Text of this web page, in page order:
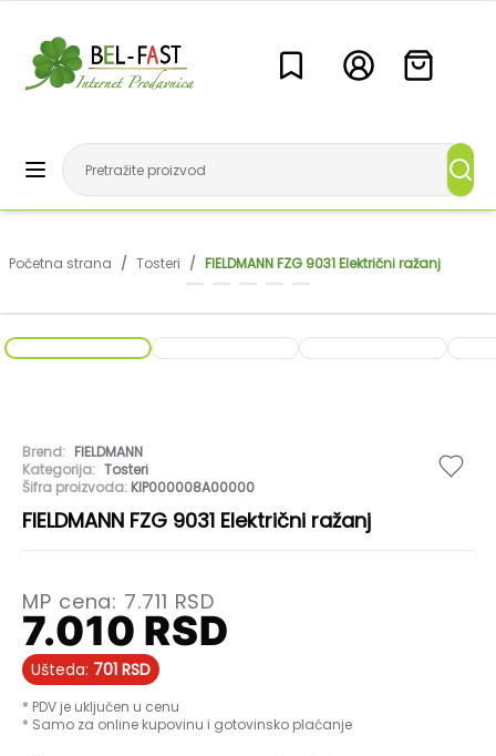
Početna strana / Tosteri / FIELDMANN FZG 9031 Električni ražanj
Brend: FIELDMANN
Kategorija: Tosteri
Šifra proizvoda: KIP000008A00000
FIELDMANN FZG 9031 Električni ražanj
MP cena: 7.711 RSD
7.010 RSD
Ušteda: 701 RSD
* PDV je uključen u cenu
* Samo za online kupovinu i gotovinsko plaćanje